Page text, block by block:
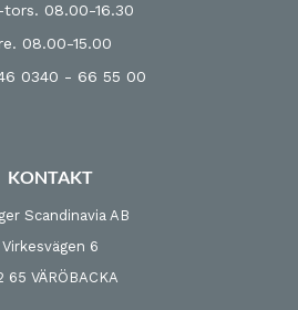
tors. 08.00-16.30
08.00-15.00
0340 - 66 55 00
KONTAKT
Scandinavia AB
Virkesvägen 6
65 VÄRÖBACKA